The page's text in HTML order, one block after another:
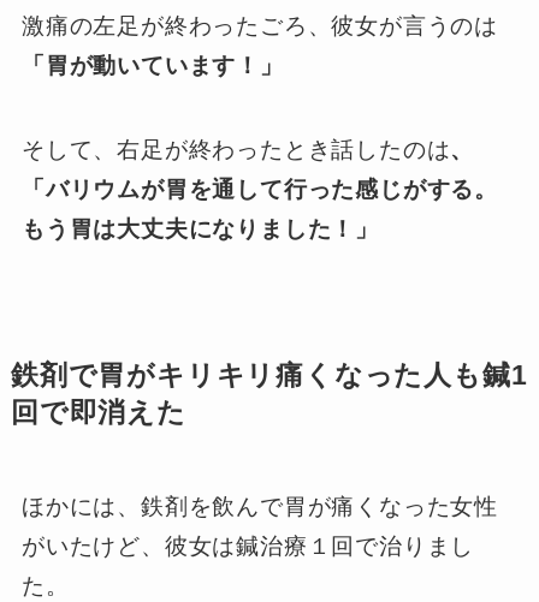
激痛の左足が終わったごろ、彼女が言うのは
「胃が動いています！」
そして、右足が終わったとき話したのは、
「バリウムが胃を通して行った感じがする。
もう胃は大丈夫になりました！」
鉄剤で胃がキリキリ痛くなった人も鍼1
回で即消えた
ほかには、鉄剤を飲んで胃が痛くなった女性
がいたけど、彼女は鍼治療１回で治りまし
た。